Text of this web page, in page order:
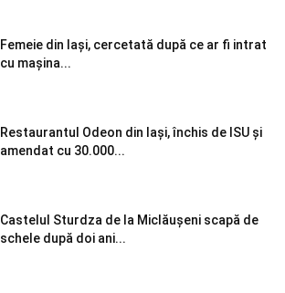
Femeie din Iași, cercetată după ce ar fi intrat
cu mașina...
Restaurantul Odeon din Iași, închis de ISU și
amendat cu 30.000...
Castelul Sturdza de la Miclăușeni scapă de
schele după doi ani...